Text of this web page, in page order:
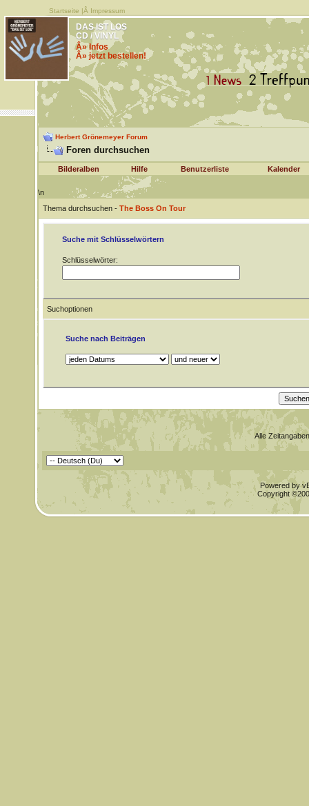
Startseite |Â Impressum
DAS IST LOS
CD / VINYL
Â» Infos
Â» jetzt bestellen!
Herbert Grönemeyer Forum
Foren durchsuchen
Bilderalben Hilfe Benutzerliste Kalender
\n
Thema durchsuchen - The Boss On Tour
Suche mit Schlüsselwörtern
Schlüsselwörter:
Suchoptionen
Suche nach Beiträgen
Alle
Powered by
Copyright